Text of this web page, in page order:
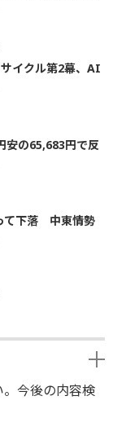
イクル第2幕、AI
安の65,683円で反
て下落 中東情勢
今後の内容検